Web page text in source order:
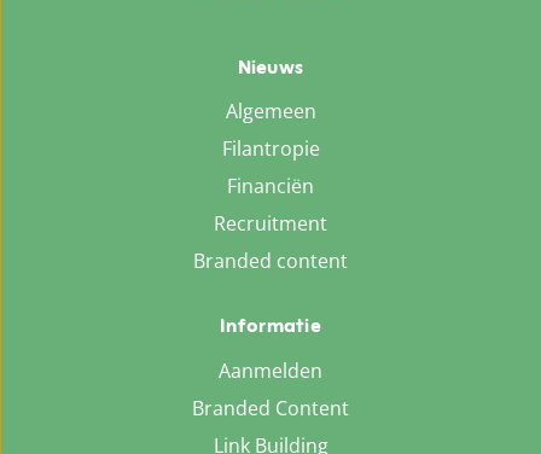
Nieuws
Algemeen
Filantropie
Financiën
Recruitment
Branded content
Informatie
Aanmelden
Branded Content
Link Building